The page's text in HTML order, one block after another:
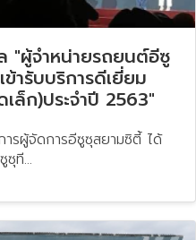
"ผู้จำหน่ายรถยนต์อีซู
ารับบริการดีเยี่ยม
เล็ก)​ประจำปี 2563"
ผู้จัดการอีซูซุสยามซิตี้ ได้
ที...